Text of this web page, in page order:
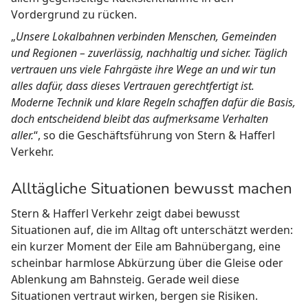
Vordergrund zu rücken.
„Unsere Lokalbahnen verbinden Menschen, Gemeinden
und Regionen – zuverlässig, nachhaltig und sicher. Täglich
vertrauen uns viele Fahrgäste ihre Wege an und wir tun
alles dafür, dass dieses Vertrauen gerechtfertigt ist.
Moderne Technik und klare Regeln schaffen dafür die Basis,
doch entscheidend bleibt das aufmerksame Verhalten
aller.“, so die Geschäftsführung von Stern & Hafferl
Verkehr.
Alltägliche Situationen bewusst machen
Stern & Hafferl Verkehr zeigt dabei bewusst
Situationen auf, die im Alltag oft unterschätzt werden:
ein kurzer Moment der Eile am Bahnübergang, eine
scheinbar harmlose Abkürzung über die Gleise oder
Ablenkung am Bahnsteig. Gerade weil diese
Situationen vertraut wirken, bergen sie Risiken.